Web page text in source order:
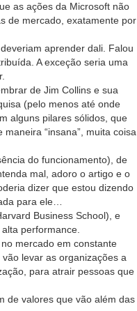
as ações da Microsoft não
de mercado, exatamente por
aprender dali. Falou
A exceção seria uma
de Jim Collins e sua
(pelo menos até onde
alguns pilares sólidos, que
“insana”, muita coisa
do funcionamento), de
mal, adoro o artigo e o
dizer que estou dizendo
para ele…
Business School), e
performance.
mercado em constante
levar as organizações a
para atrair pessoas que
de valores que vão além das